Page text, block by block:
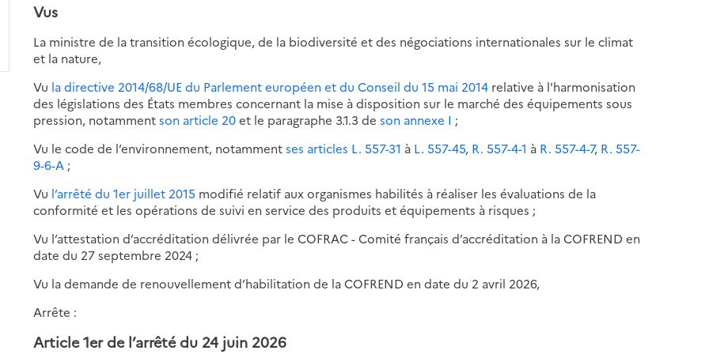
Vus
La ministre de la transition écologique, de la biodiversité et des négociations internationales sur le climat
et la nature,
Vu la directive 2014/68/UE du Parlement européen et du Conseil du 15 mai 2014 relative à l'harmonisation
des législations des États membres concernant la mise à disposition sur le marché des équipements sous
pression, notammentson article 20et le paragraphe 3.1.3 deson annexe I ;
Vu le code de l’environnement, notammentses articles L. 557-31 à L. 557-45, R. 557-4-1 à R. 557-4-7, R. 557-
9-6-A ;
Vu l’arrêté du 1er juillet 2015 modifié relatif aux organismes habilités à réaliser les évaluations de la
conformité et les opérations de suivi en service des produits et équipements à risques ;
Vu l’attestation d’accréditation délivrée par le COFRAC - Comité français d’accréditation à la COFREND en
date du 27 septembre 2024 ;
Vu la demande de renouvellement d’habilitation de la COFREND en date du 2 avril 2026,
Arrête :
Article 1er de l’arrêté du 24 juin 2026